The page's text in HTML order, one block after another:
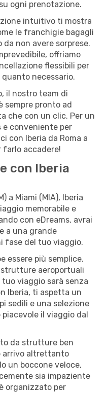
ogni prenotazione.
intuitivo ti mostra
le franchigie bagagli
non avere sorprese.
offriamo
flessibili per
necessario.
il nostro team di
sempre pronto ad
che con un clic. Per un
e conveniente per
con Iberia da Roma a
farlo accadere!
con Iberia
a Miami (MIA), Iberia
memorabile e
con eDreams, avrai
a una grande
fase del tuo viaggio.
essere più semplice.
aeroportuali
viaggio sarà senza
Iberia, ti aspetta un
sedili e una selezione
il viaggio dal
da strutture ben
arrivo altrettanto
un boccone veloce,
sia impaziente
organizzato per